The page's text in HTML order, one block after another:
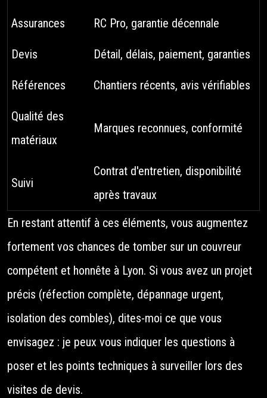
Assurances RC Pro, garantie décennale
Devis Détail, délais, paiement, garanties
Références Chantiers récents, avis vérifiables
Qualité des
matériaux
Marques reconnues, conformité
Suivi
Contrat d'entretien, disponibilité
après travaux
En restant attentif à ces éléments, vous augmentez
fortement vos chances de tomber sur un couvreur
compétent et honnête à Lyon. Si vous avez un projet
précis (réfection complète, dépannage urgent,
isolation des combles), dites-moi ce que vous
envisagez : je peux vous indiquer les questions à
poser et les points techniques à surveiller lors des
visites de devis.